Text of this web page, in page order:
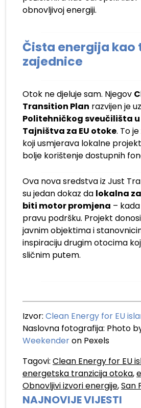
obnovljivoj energiji.
Čista energija kao
zajednice
Otok ne djeluje sam. Njegov
Transition Plan razvijen je
Politehničkog sveučilišta u
Tajništva za EU otoke. To
koji usmjerava lokalne
bolje korištenje dostupnih
Ova nova sredstva iz Just
su jedan dokaz da lokalna
biti motor promjena –
pravu podršku. Projekt
javnim objektima i
inspiraciju drugim otocima
sličnim putem.
Izvor: Clean Energy for EU
Naslovna fotografija: Photo
Weekenderon Pexels
Tagovi: Clean Energy for EU
energetska tranzicija otoka,
Obnovljivi izvori energije,San
NAJNOVIJE VIJESTI